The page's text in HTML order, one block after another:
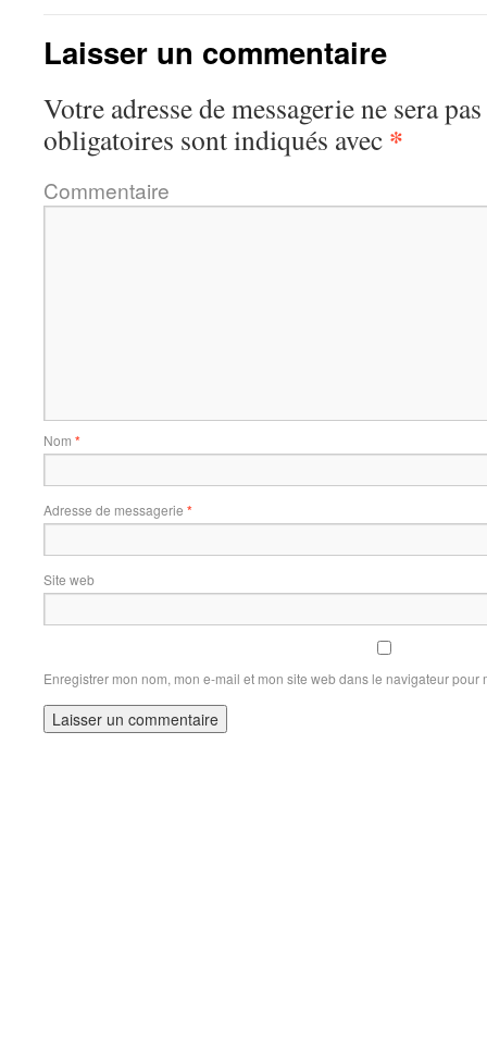
Laisser un commentaire
Votre adresse de messagerie ne sera
obligatoires sont indiqués avec *
Commentaire
Nom *
Adresse de messagerie *
Site web
Enregistrer mon nom, mon e-mail et mon site web dans le navigateur pour